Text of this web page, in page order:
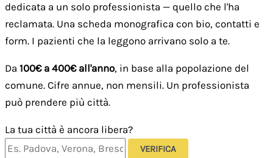
dedicata a un solo professionista — quello che l'ha
reclamata. Una scheda monografica con bio, contatti e
form. I pazienti che la leggono arrivano solo a te.
Da 100€ a 400€ all'anno, in base alla popolazione del
comune. Cifre annue, non mensili. Un professionista
può prendere più città.
La tua città è ancora libera?
VERIFICA